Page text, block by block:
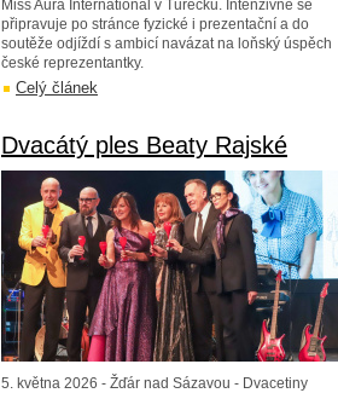
Miss Aura International v Turecku. Intenzivně se
připravuje po stránce fyzické i prezentační a do
soutěže odjíždí s ambicí navázat na loňský úspěch
české reprezentantky.
Celý článek
Dvacátý ples Beaty Rajské
5. května 2026 - Žďár nad Sázavou - Dvacetiny